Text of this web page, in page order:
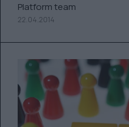
Platform team
22.04.2014